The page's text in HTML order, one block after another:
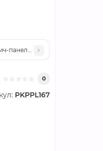
1000 мм, толщина 50 мм,
панели пенополистирол,
0
PKPPL167